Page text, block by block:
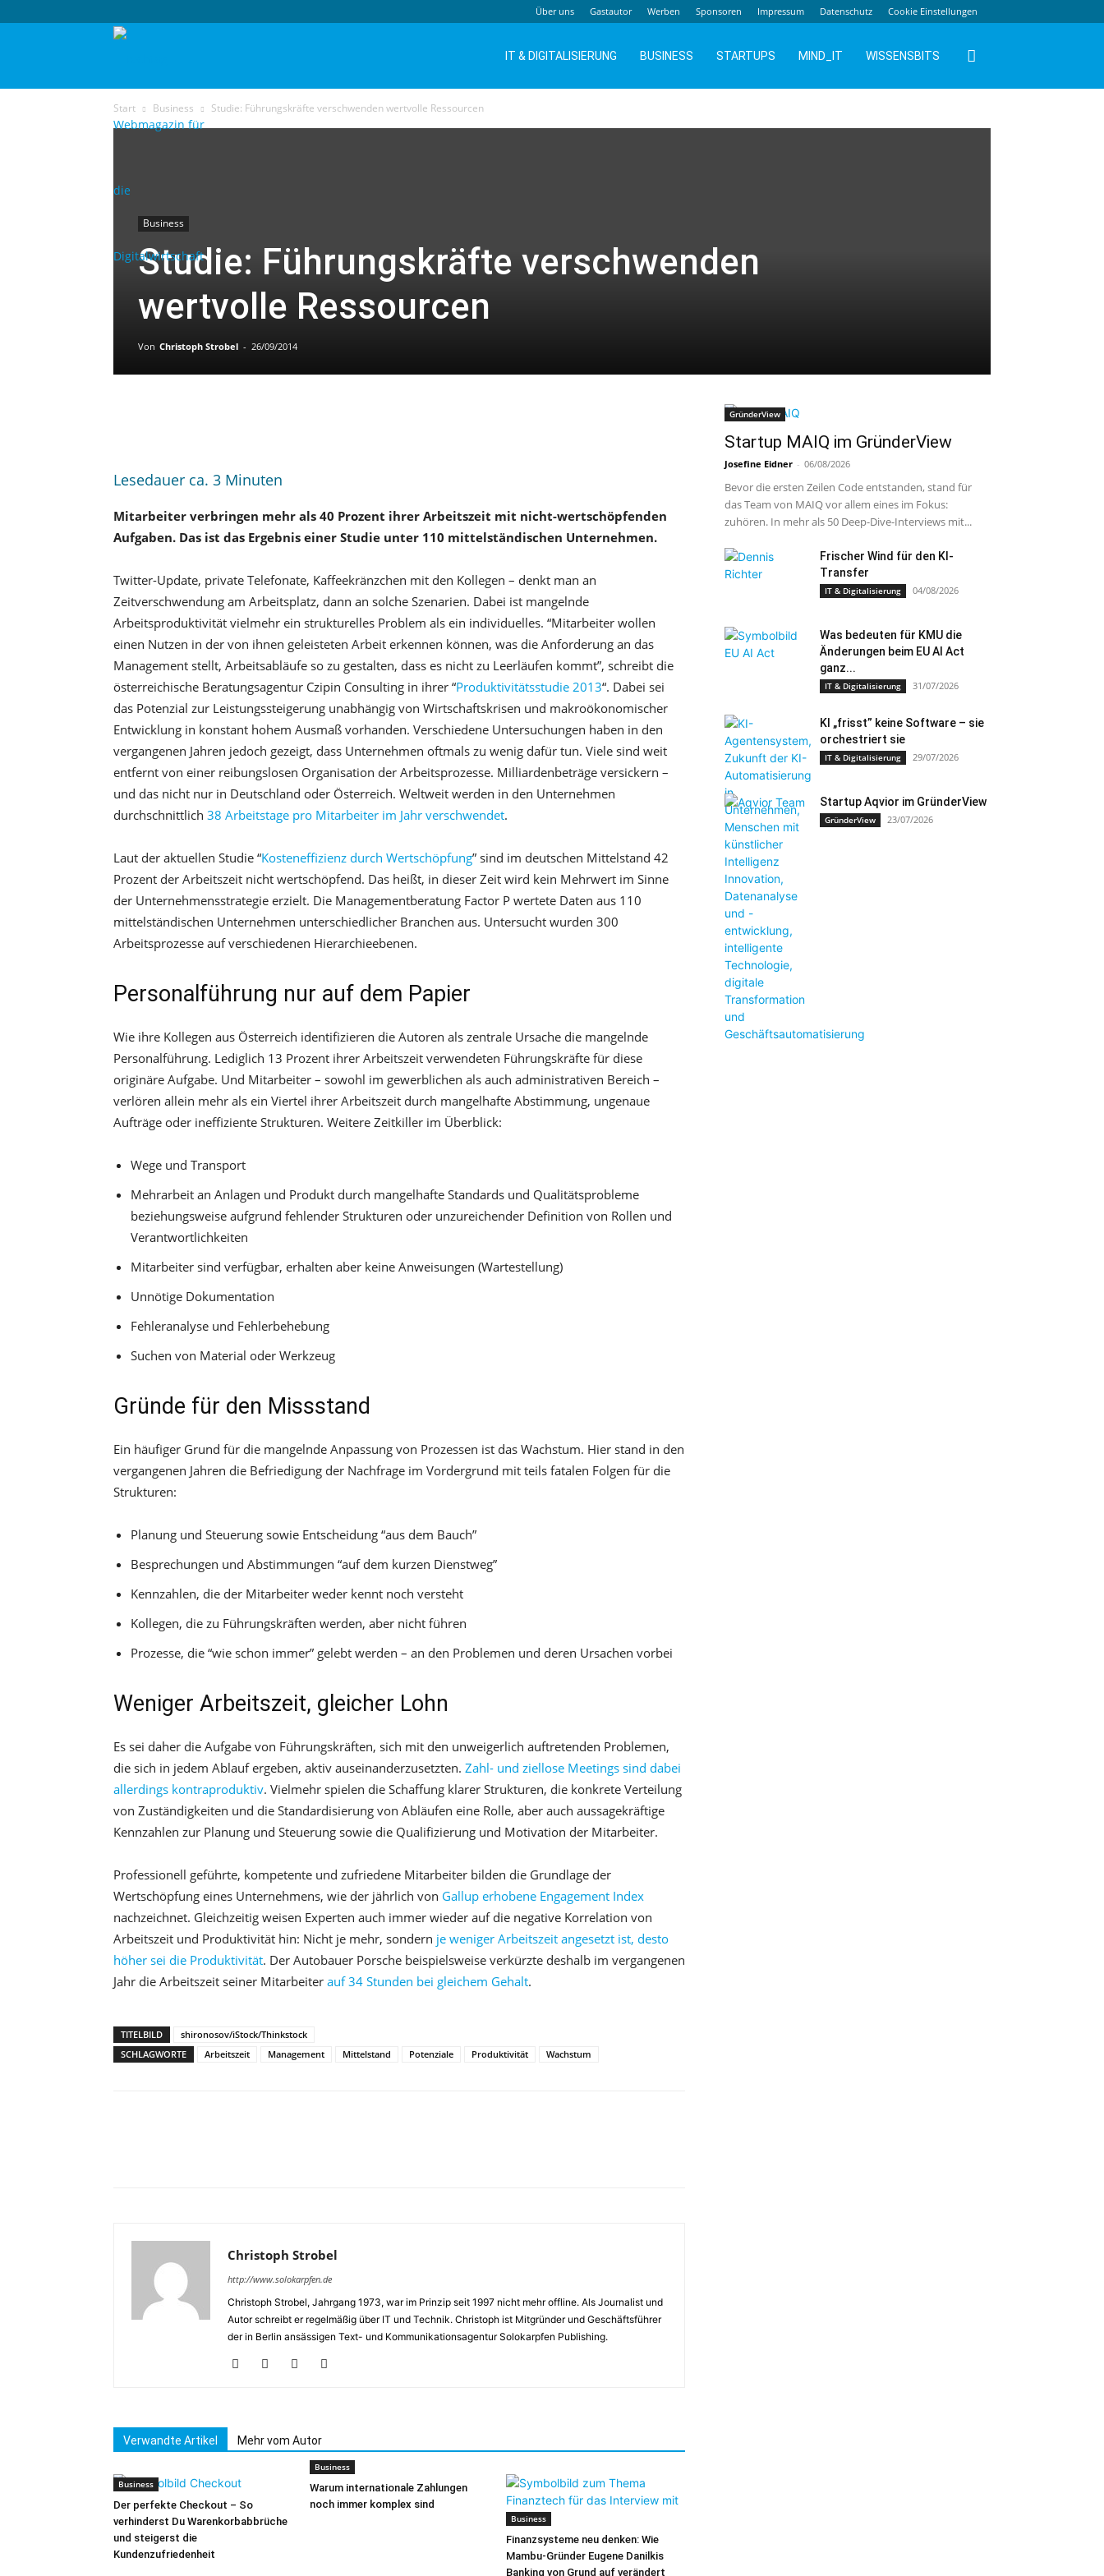
Über uns Gastautor Werben Sponsoren Impressum Datenschutz Cookie Einstellungen
IT & DIGITALISIERUNG BUSINESS STARTUPS MIND_IT WISSENSBITS
Start Business Studie: Führungskräfte verschwenden wertvolle Ressourcen
Business
Studie: Führungskräfte verschwenden
wertvolle Ressourcen
Von Christoph Strobel - 26/09/2014
Lesedauer ca. 3 Minuten
Mitarbeiter verbringen mehr als 40 Prozent ihrer Arbeitszeit mit nicht-wertschöpfenden
Aufgaben. Das ist das Ergebnis einer Studie unter 110 mittelständischen Unternehmen.
Twitter-Update, private Telefonate, Kaffeekränzchen mit den Kollegen – denkt man an
Zeitverschwendung am Arbeitsplatz, dann an solche Szenarien. Dabei ist mangelnde
Arbeitsproduktivität vielmehr ein strukturelles Problem als ein individuelles. “Mitarbeiter wollen
einen Nutzen in der von ihnen geleisteten Arbeit erkennen können, was die Anforderung an das
Management stellt, Arbeitsabläufe so zu gestalten, dass es nicht zu Leerläufen kommt”, schreibt die
österreichische Beratungsagentur Czipin Consulting in ihrer “Produktivitätsstudie 2013“. Dabei sei
das Potenzial zur Leistungssteigerung unabhängig von Wirtschaftskrisen und makroökonomischer
Entwicklung in konstant hohem Ausmaß vorhanden. Verschiedene Untersuchungen haben in den
vergangenen Jahren jedoch gezeigt, dass Unternehmen oftmals zu wenig dafür tun. Viele sind weit
entfernt von einer reibungslosen Organisation der Arbeitsprozesse. Milliardenbeträge versickern –
und das nicht nur in Deutschland oder Österreich. Weltweit werden in den Unternehmen
durchschnittlich 38 Arbeitstage pro Mitarbeiter im Jahr verschwendet.
Laut der aktuellen Studie “Kosteneffizienz durch Wertschöpfung” sind im deutschen Mittelstand 42
Prozent der Arbeitszeit nicht wertschöpfend. Das heißt, in dieser Zeit wird kein Mehrwert im Sinne
der Unternehmensstrategie erzielt. Die Managementberatung Factor P wertete Daten aus 110
mittelständischen Unternehmen unterschiedlicher Branchen aus. Untersucht wurden 300
Arbeitsprozesse auf verschiedenen Hierarchieebenen.
Personalführung nur auf dem Papier
Wie ihre Kollegen aus Österreich identifizieren die Autoren als zentrale Ursache die mangelnde
Personalführung. Lediglich 13 Prozent ihrer Arbeitszeit verwendeten Führungskräfte für diese
originäre Aufgabe. Und Mitarbeiter – sowohl im gewerblichen als auch administrativen Bereich –
verlören allein mehr als ein Viertel ihrer Arbeitszeit durch mangelhafte Abstimmung, ungenaue
Aufträge oder ineffiziente Strukturen. Weitere Zeitkiller im Überblick:
Wege und Transport
Mehrarbeit an Anlagen und Produkt durch mangelhafte Standards und Qualitätsprobleme
beziehungsweise aufgrund fehlender Strukturen oder unzureichender Definition von Rollen und
Verantwortlichkeiten
Mitarbeiter sind verfügbar, erhalten aber keine Anweisungen (Wartestellung)
Unnötige Dokumentation
Fehleranalyse und Fehlerbehebung
Suchen von Material oder Werkzeug
Gründe für den Missstand
Ein häufiger Grund für die mangelnde Anpassung von Prozessen ist das Wachstum. Hier stand in den
vergangenen Jahren die Befriedigung der Nachfrage im Vordergrund mit teils fatalen Folgen für die
Strukturen:
Planung und Steuerung sowie Entscheidung “aus dem Bauch”
Besprechungen und Abstimmungen “auf dem kurzen Dienstweg”
Kennzahlen, die der Mitarbeiter weder kennt noch versteht
Kollegen, die zu Führungskräften werden, aber nicht führen
Prozesse, die “wie schon immer” gelebt werden – an den Problemen und deren Ursachen vorbei
Weniger Arbeitszeit, gleicher Lohn
Es sei daher die Aufgabe von Führungskräften, sich mit den unweigerlich auftretenden Problemen,
die sich in jedem Ablauf ergeben, aktiv auseinanderzusetzten. Zahl- und ziellose Meetings sind dabei
allerdings kontraproduktiv. Vielmehr spielen die Schaffung klarer Strukturen, die konkrete Verteilung
von Zuständigkeiten und die Standardisierung von Abläufen eine Rolle, aber auch aussagekräftige
Kennzahlen zur Planung und Steuerung sowie die Qualifizierung und Motivation der Mitarbeiter.
Professionell geführte, kompetente und zufriedene Mitarbeiter bilden die Grundlage der
Wertschöpfung eines Unternehmens, wie der jährlich von Gallup erhobene Engagement Index
nachzeichnet. Gleichzeitig weisen Experten auch immer wieder auf die negative Korrelation von
Arbeitszeit und Produktivität hin: Nicht je mehr, sondern je weniger Arbeitszeit angesetzt ist, desto
höher sei die Produktivität. Der Autobauer Porsche beispielsweise verkürzte deshalb im vergangenen
Jahr die Arbeitszeit seiner Mitarbeiter auf 34 Stunden bei gleichem Gehalt.
TITELBILD
shironosov/iStock/Thinkstock
SCHLAGWORTE
Arbeitszeit Management Mittelstand Potenziale Produktivität Wachstum
Christoph Strobel
http://www.solokarpfen.de
Christoph Strobel, Jahrgang 1973, war im Prinzip seit 1997 nicht mehr offline. Als Journalist und
Autor schreibt er regelmäßig über IT und Technik. Christoph ist Mitgründer und Geschäftsführer
der in Berlin ansässigen Text- und Kommunikationsagentur Solokarpfen Publishing.
Verwandte Artikel Mehr vom Autor
Business
Der perfekte Checkout – So
verhinderst Du Warenkorbabbrüche
und steigerst die
Kundenzufriedenheit
Business
Warum internationale Zahlungen
noch immer komplex sind
Business
Finanzsysteme neu denken: Wie
Mambu-Gründer Eugene Danilkis
Banking von Grund auf verändert
GründerView
Startup MAIQ im GründerView
Josefine Eidner - 06/08/2026
Bevor die ersten Zeilen Code entstanden, stand für
das Team von MAIQ vor allem eines im Fokus:
zuhören. In mehr als 50 Deep-Dive-Interviews mit...
Frischer Wind für den KI-
Transfer
IT & Digitalisierung 04/08/2026
Was bedeuten für KMU die
Änderungen beim EU AI Act
ganz...
IT & Digitalisierung 31/07/2026
KI „frisst” keine Software – sie
orchestriert sie
IT & Digitalisierung 29/07/2026
Startup Aqvior im GründerView
GründerView 23/07/2026